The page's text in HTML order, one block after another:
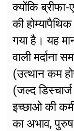
क्योंकि
की
गया है। यह
वाली मर्दाना
(उत्थान कम
(जल्द
इच्छाओ की
का अभाव,